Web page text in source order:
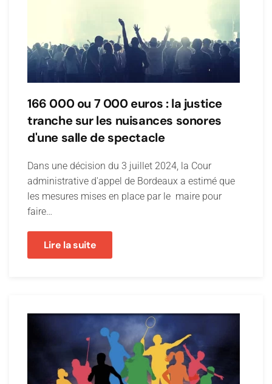
166 000 ou 7 000 euros : la justice
tranche sur les nuisances sonores
d'une salle de spectacle
Dans une décision du 3 juillet 2024, la Cour
administrative d'appel de Bordeaux a estimé que
les mesures mises en place par le maire pour
faire…
Lire la suite